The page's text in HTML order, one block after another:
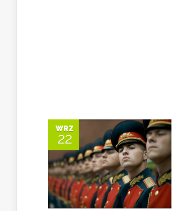
WRZ
22